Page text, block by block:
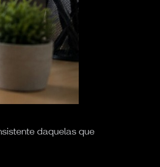
daquelas que